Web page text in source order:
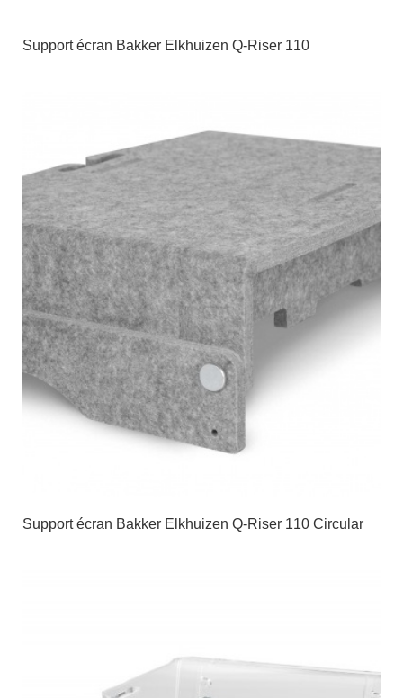
Support écran Bakker Elkhuizen Q-Riser 110
Support écran Bakker Elkhuizen Q-Riser 110 Circular